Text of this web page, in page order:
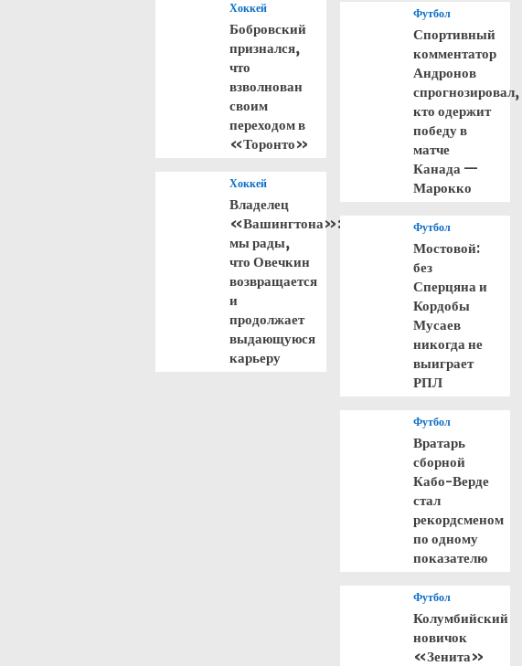
Хоккей
Бобровский
признался,
что
взволнован
своим
переходом в
«Торонто»
Хоккей
Владелец
«Вашингтона»:
мы рады,
что Овечкин
возвращается
и
продолжает
выдающуюся
карьеру
Футбол
Спортивный
комментатор
Андронов
спрогнозировал,
кто одержит
победу в
матче
Канада —
Марокко
Футбол
Мостовой:
без
Сперцяна и
Кордобы
Мусаев
никогда не
выиграет
РПЛ
Футбол
Вратарь
сборной
Кабо-Верде
стал
рекордсменом
по одному
показателю
Футбол
Колумбийский
новичок
«Зенита»